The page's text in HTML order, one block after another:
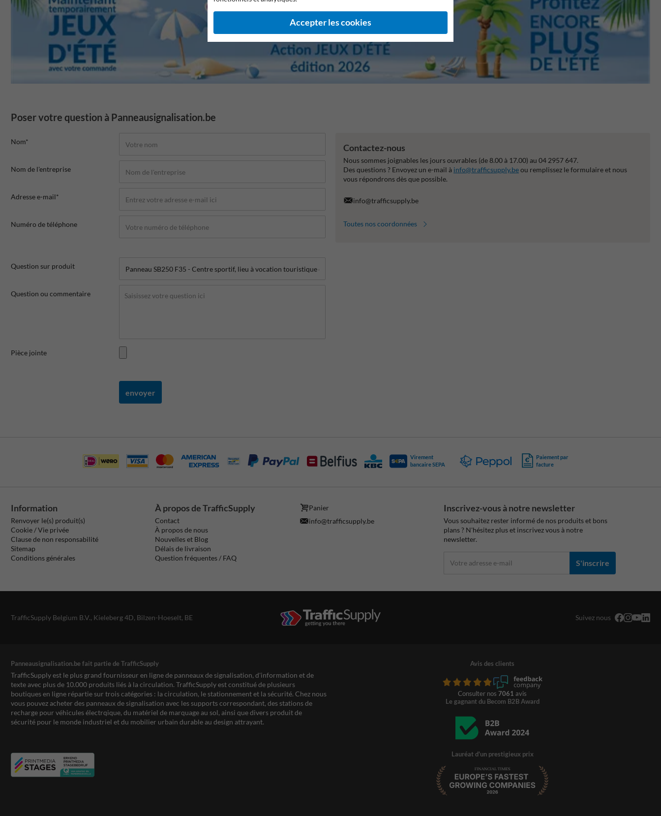
Poser votre question à Panneausignalisation.be
Nom*
Nom de l'entreprise
Adresse e-mail*
Numéro de téléphone
Question sur produit
Question ou commentaire
Pièce jointe
envoyer
Contactez-nous
Nous sommes joignables les jours ouvrables (de 8.00 à 17.00) au 04 2957 647.
Des questions ? Envoyez un e-mail à info@trafficsupply.beou remplissez le formulaire et nous
vous répondrons dès que possible.
info@trafficsupply.be
Toutes nos coordonnées
Virement
bancaire SEPA
Paiement par
facture
Information
Renvoyer le(s) produit(s)
Cookie / Vie privée
Clause de non responsabilité
Sitemap
Conditions générales
À propos de TrafficSupply
Contact
À propos de nous
Nouvelles et Blog
Délais de livraison
Question fréquentes / FAQ
Panier
info@trafficsupply.be
Inscrivez-vous à notre newsletter
Vous souhaitez rester informé de nos produits et bons
plans ? N'hésitez plus et inscrivez vous à notre
newsletter.
S'inscrire
TrafficSupply Belgium B.V., Kieleberg 4D, Bilzen-Hoeselt, BE Suivez nous
Panneausignalisation.be fait partie de TrafficSupply
TrafficSupply est le plus grand fournisseur en ligne de panneaux de signalisation, d'information et de
texte avec plus de 10.000 produits liés à la circulation. TrafficSupply est constitué de plusieurs
boutiques en ligne répartie sur trois catégories : la circulation, le stationnement et la sécurité. Chez nous
vous pouvez acheter des panneaux de signalisation avec les supports correspondant, des stations de
recharge pour véhicules électrqique, du matériel de marquage au sol, ainsi que divers produit de
sécurité pour le monde industriel et du mobilier urbain durable au design attrayant.
Avis des clients
Consulter nos 7061 avis
Le gagnant du Becom B2B Award
Lauréat d'un prestigieux prix
Accepter les cookies